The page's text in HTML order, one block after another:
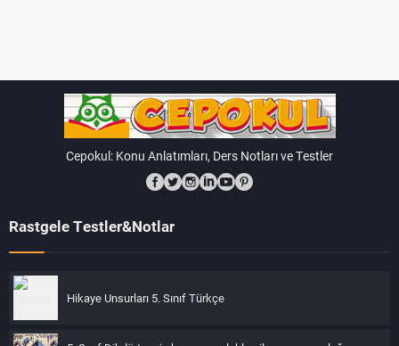
Cepokul: Konu Anlatımları, Ders Notları ve Testler
Rastgele Testler&Notlar
Hikaye Unsurları 5. Sınıf Türkçe